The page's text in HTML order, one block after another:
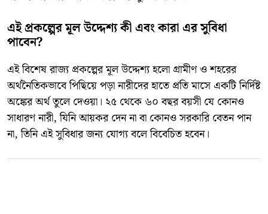
​এই প্রকল্পের মূল উদ্দেশ্য কী এবং কারা এর সুবিধা
পাবেন?
​এই বিশেষ রাজ্য প্রকল্পের মূল উদ্দেশ্য হলো গ্রামীণ ও শহরের
অর্থনৈতিকভাবে পিছিয়ে পড়া নারীদের হাতে প্রতি মাসে একটি নির্দিষ্ট
অঙ্কের অর্থ তুলে দেওয়া। ২৫ থেকে ৬০ বছর বয়সী যে কোনও
সাধারণ নারী, যিনি আয়কর দেন না বা কোনও সরকারি বেতন পান
না, তিনি এই সুবিধার জন্য যোগ্য বলে বিবেচিত হবেন।